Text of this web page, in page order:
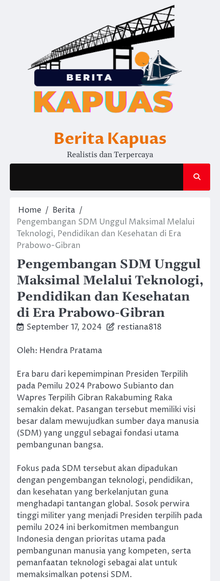
Berita Kapuas
Realistis dan Terpercaya
Home
Berita
Pengembangan SDM Unggul Maksimal Melalui
Teknologi, Pendidikan dan Kesehatan di Era
Prabowo-Gibran
Pengembangan SDM Unggul
Maksimal Melalui Teknologi,
Pendidikan dan Kesehatan
di Era Prabowo-Gibran
September 17, 2024 restiana818
Oleh: Hendra Pratama
Era baru dari kepemimpinan Presiden Terpilih
pada Pemilu 2024 Prabowo Subianto dan
Wapres Terpilih Gibran Rakabuming Raka
semakin dekat. Pasangan tersebut memiliki visi
besar dalam mewujudkan sumber daya manusia
(SDM) yang unggul sebagai fondasi utama
pembangunan bangsa.
Fokus pada SDM tersebut akan dipadukan
dengan pengembangan teknologi, pendidikan,
dan kesehatan yang berkelanjutan guna
menghadapi tantangan global. Sosok perwira
tinggi militer yang menjadi Presiden terpilih pada
pemilu 2024 ini berkomitmen membangun
Indonesia dengan prioritas utama pada
pembangunan manusia yang kompeten, serta
pemanfaatan teknologi sebagai alat untuk
memaksimalkan potensi SDM.